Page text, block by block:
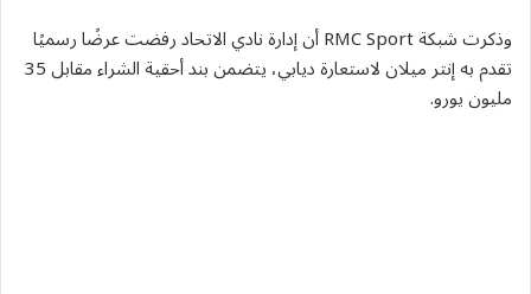
وذكرت شبكة RMC Sport أن إدارة نادي الاتحاد رفضت عرضًا رسميًا
تقدم به إنتر ميلان لاستعارة ديابي، يتضمن بند أحقية الشراء مقابل 35
مليون يورو.